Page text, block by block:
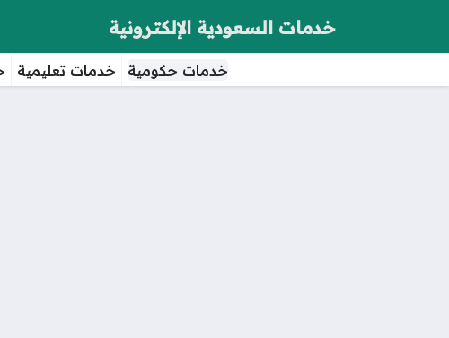
خدمات السعودية الإلكترونية
خدمات حكومية خدمات تعليمية